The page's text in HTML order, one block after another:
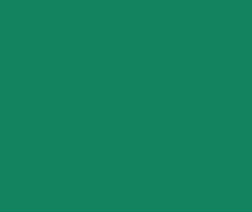
С Ладоги
лодочника с
Две женщины